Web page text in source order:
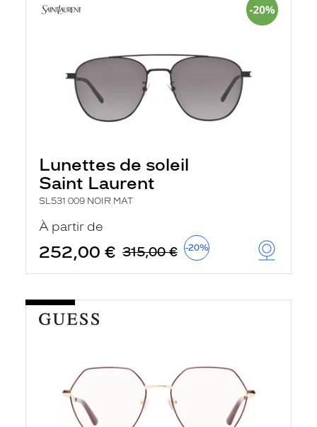
Lunettes de soleil
Saint Laurent
SL531 009 NOIR MAT
À partir de
252,00 € 315,00 € -20%